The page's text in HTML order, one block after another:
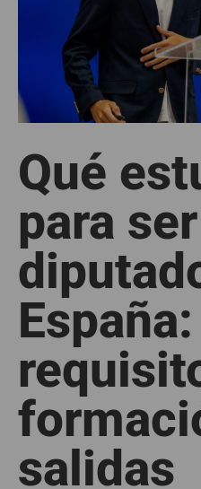
Qué
para ser
España:
salidas